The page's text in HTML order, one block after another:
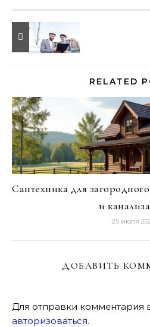
RELATED
Сантехника для
и
25 июля
ДОБАВИТЬ
Для отправки комментария
авторизоваться.